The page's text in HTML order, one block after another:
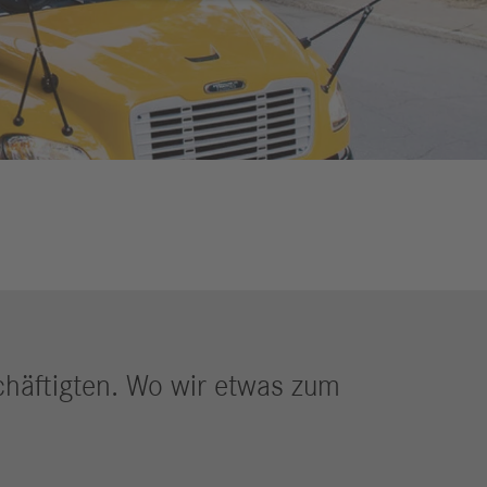
Meldungen
Strategie
Refinanzierung
Aktuelles
Wo wir etwas zum